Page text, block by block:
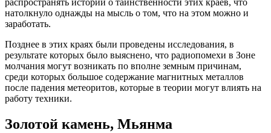
распространять истории о таинственности этих краев, что
натолкнуло однажды на мысль о том, что на этом можно и
заработать.
Позднее в этих краях были проведены исследования, в
результате которых было выяснено, что радиопомехи в Зоне
молчания могут возникать по вполне земным причинам,
среди которых большое содержание магнитных металлов
после падения метеоритов, которые в теории могут влиять на
работу техники.
Золотой камень, Мьянма